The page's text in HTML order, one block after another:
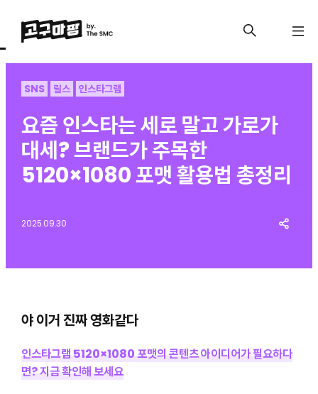
SNS 릴스 인스타그램
요즘 인스타는 세로 말고 가로가
대세? 브랜드가 주목한
5120×1080 포맷 활용법 총정리
2025.09.30
야 이거 진짜 영화같다
인스타그램 5120×1080 포맷의 콘텐츠 아이디어가 필요하다
면? 지금 확인해 보세요